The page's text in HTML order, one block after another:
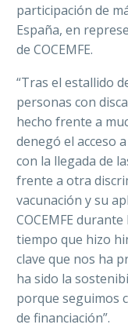
participación de
España, en
de COCEMFE.
“Tras el estallido
personas con
hecho frente a
denegó el acceso
con la llegada de
frente a otra
vacunación y su
COCEMFE
tiempo que hizo
clave que nos ha
ha sido la
porque seguimos
de financiación”.